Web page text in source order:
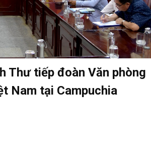
Thư tiếp đoàn Văn phòng
Nam tại Campuchia